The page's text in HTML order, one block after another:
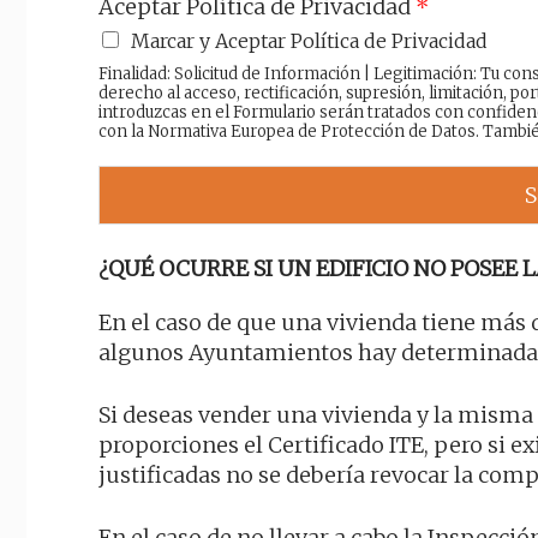
Aceptar Política de Privacidad *
Marcar y Aceptar Política de Privacidad
Finalidad: Solicitud de Información | Legitimación: Tu
derecho al acceso, rectificación, supresión, limitación,
introduzcas en el Formulario serán tratados con
con la Normativa Europea de Protección de Datos.
¿QUÉ OCURRE SI UN EDIFICIO NO POSEE
En el caso de que una vivienda tiene
algunos Ayuntamientos hay
Si deseas vender una vivienda y la
proporciones el Certificado ITE, pero si
justificadas no se debería revocar la